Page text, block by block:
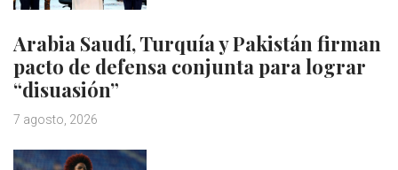
Arabia Saudí, Turquía y Pakistán firman
pacto de defensa conjunta para lograr
“disuasión”
7 agosto, 2026